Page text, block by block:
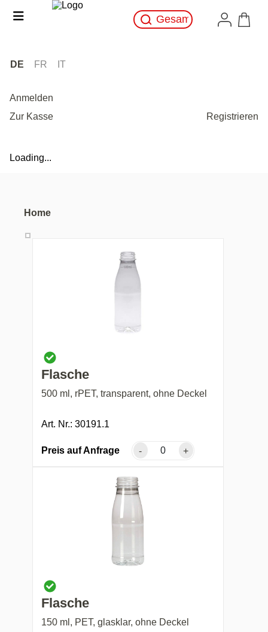
DE FR IT
Anmelden
Zur Kasse
Registrieren
Loading...
Home
Flasche
500 ml, rPET, transparent, ohne Deckel
Art. Nr.: 30191.1
Preis auf Anfrage - +
Flasche
150 ml, PET, glasklar, ohne Deckel